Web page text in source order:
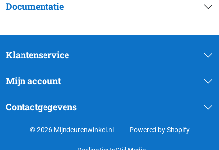
Documentatie
Klantenservice
Mijn account
Contactgegevens
© 2026 Mijndeurenwinkel.nl Powered by Shopify